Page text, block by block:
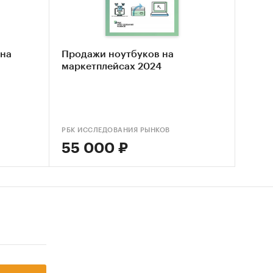
и
Продажи ноутбуков на
маркетплейсах 2024
РБК ИССЛЕДОВАНИЯ РЫНКОВ
55 000 ₽